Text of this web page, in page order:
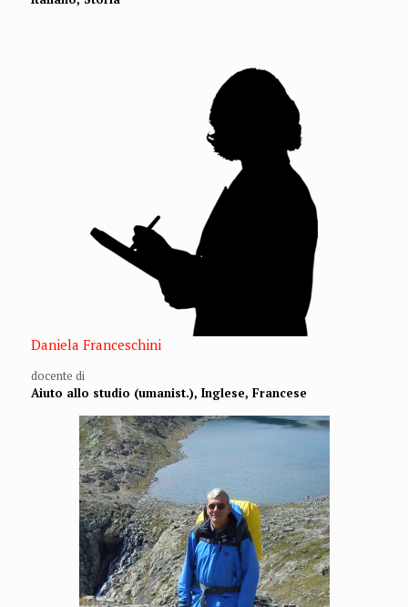
Daniela Franceschini
docente di
Aiuto allo studio (umanist.), Inglese, Francese